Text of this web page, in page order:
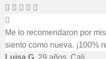
Me lo recomendaron por
siento como nueva. ¡100%
Luisa G. 29 años, Cali